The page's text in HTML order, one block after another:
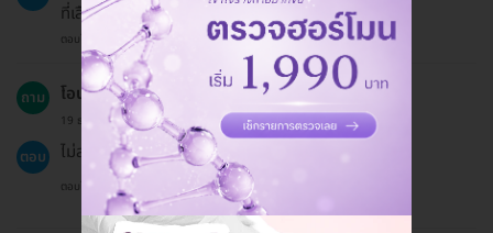
ที่เลือก
ตอบโดยทีมงาน HD
ถาม โอนสิทธิ์ให้คนอื่นไปรับบริการได้ไหม?
19 ธ.ค. 2024
ตอบ ไม่สามารถโอนสิทธิ์ให้ผู้รับบริการคนอื่นได้
ตอบโดยทีมงาน HD